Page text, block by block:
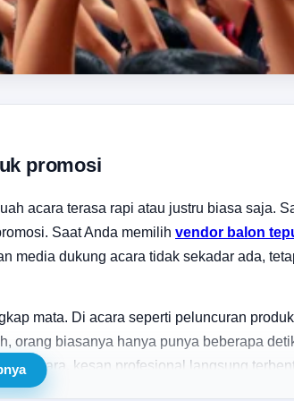
promosi
acara terasa rapi atau justru biasa saja.
Saat Anda memilih vendor balon
media dukung acara tidak sekadar ada,
mata. Di acara seperti peluncuran
orang biasanya hanya punya beberapa
acara, kesan profesional langsung